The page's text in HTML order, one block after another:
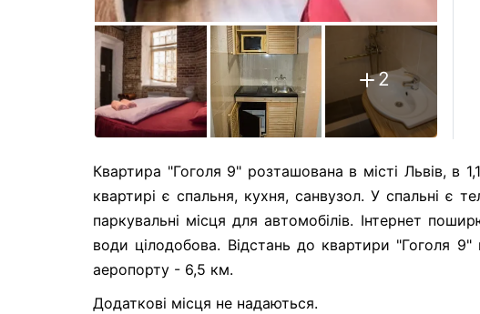
2
Квартира "Гоголя 9" розташована в місті Львів, в
квартирі є спальня, кухня, санвузол. У спальні є
паркувальні місця для автомобілів. Інтернет
води цілодобова. Відстань до квартири "Гоголя
аеропорту - 6,5 км.
Додаткові місця не надаються.